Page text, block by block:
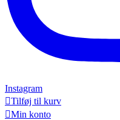
Instagram
Tilføj til kurv
Min konto